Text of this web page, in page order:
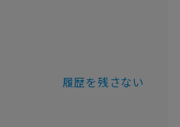
履歴を残さない